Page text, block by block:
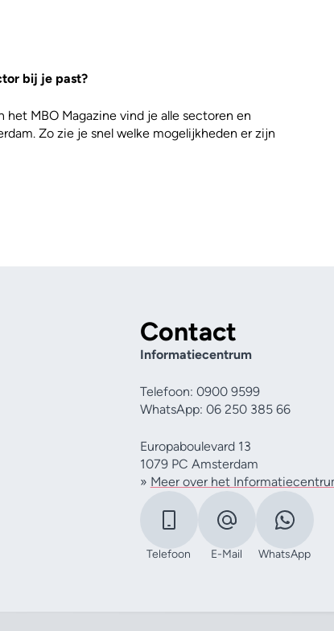
bij je past?
het MBO Magazine vind je alle sectoren en
Zo zie je snel welke mogelijkheden er zijn
Contact
Informatiecentrum
Telefoon: 0900 9599
WhatsApp: 06 250 385 66
Europaboulevard 13
1079 PC Amsterdam
» Meer over het
Telefoon E-Mail WhatsApp